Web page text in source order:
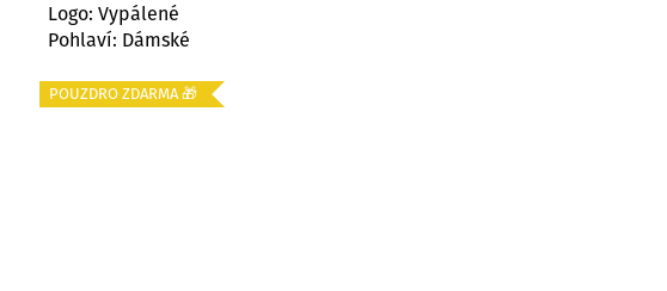
Logo: Vypálené
Pohlaví: Dámské
POUZDRO ZDARMA 🎁